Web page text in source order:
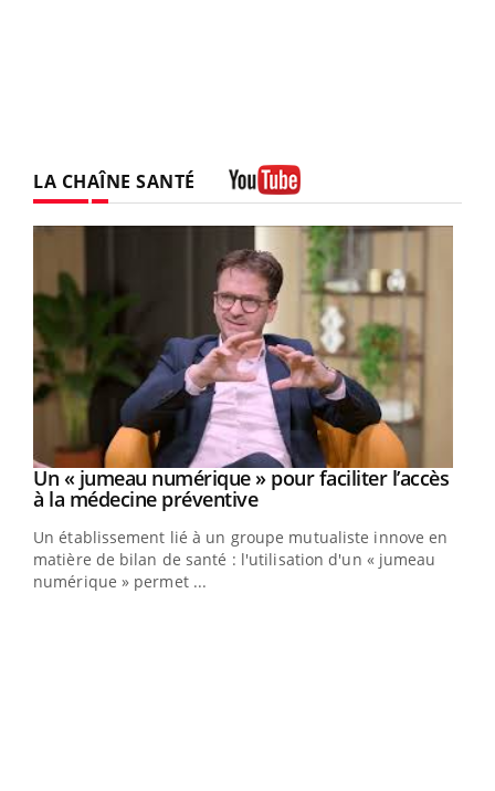
LA CHAÎNE SANTÉ
Youtube
Un « jumeau numérique » pour faciliter l’accès
à la médecine préventiveYoutube
Un établissement lié à un groupe mutualiste innove en
matière de bilan de santé : l'utilisation d'un « jumeau
numérique » permet ...